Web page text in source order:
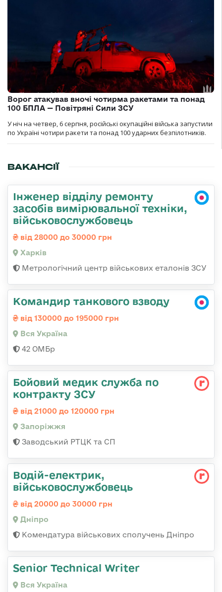
Ворог атакував вночі чотирма ракетами та понад
100 БПЛА — Повітряні Сили ЗСУ
У ніч на четвер, 6 серпня, російські окупаційні війська запустили
по Україні чотири ракети та понад 100 ударних безпілотників.
ВАКАНСІЇ
Інженер відділу ремонту
засобів вимірювальної техніки,
військовослужбовець
від 28000 до 30000 грн
Харків
Метрологічний центр військових еталонів ЗСУ
Командир танкового взводу
від 130000 до 195000 грн
Вся Україна
42 ОМБр
Бойовий медик служба по
контракту ЗСУ
від 21000 до 120000 грн
Запоріжжя
Заводський РТЦК та СП
Водій-електрик,
військовослужбовець
від 20000 до 30000 грн
Дніпро
Комендатура військових сполучень Дніпро
Senior Technical Writer
Вся Україна